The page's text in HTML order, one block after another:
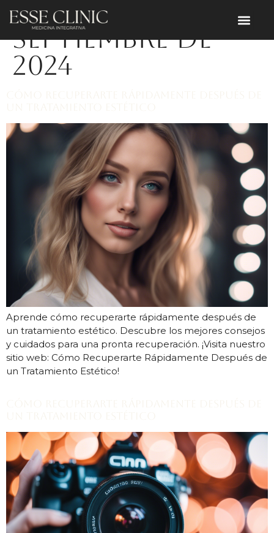
Día:1 de
septiembre de
2024
Aprende cómo recuperarte rápidamente después de
un tratamiento estético. Descubre los mejores consejos
y cuidados para una pronta recuperación. ¡Visita nuestro
sitio web: Cómo Recuperarte Rápidamente Después de
un Tratamiento Estético!